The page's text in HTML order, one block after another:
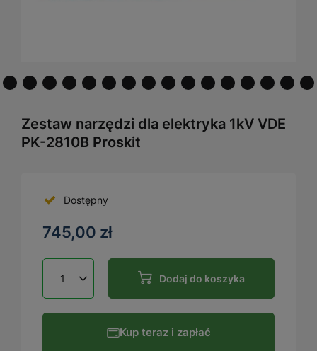
Zestaw narzędzi dla elektryka 1kV VDE
PK-2810B Proskit
Dostępny
745,00 zł
Dodaj do koszyka
Kup teraz i zapłać